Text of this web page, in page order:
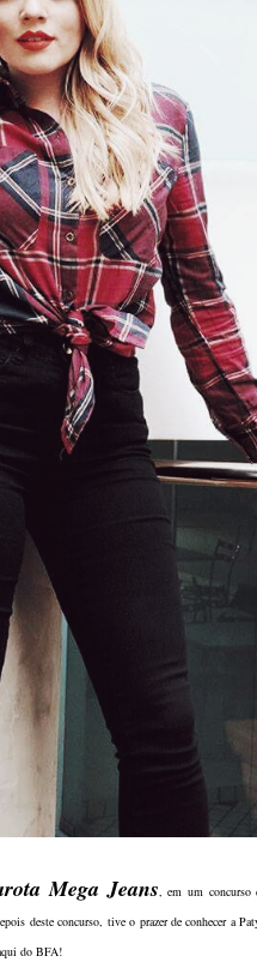
Mega Jeans, em um concurso
deste concurso, tive o prazer de conhecer a
do BFA!